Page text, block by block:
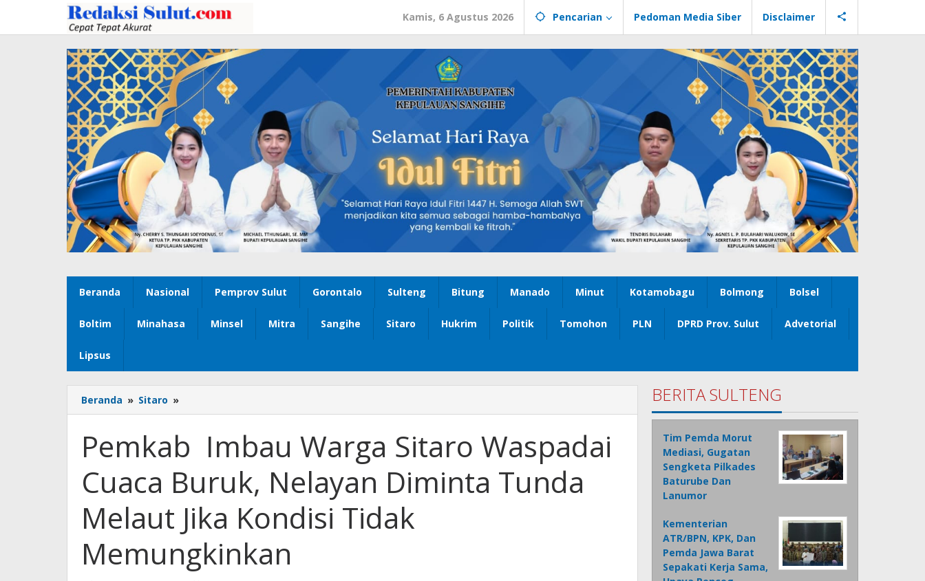
konten
Kamis, 6 Agustus 2026 Pencarian Pedoman Media Siber Disclaimer
Beranda Nasional Pemprov Sulut Gorontalo Sulteng Bitung Manado Minut Kotamobagu Bolmong Bolsel
Boltim Minahasa Minsel Mitra Sangihe Sitaro Hukrim Politik Tomohon PLN DPRD Prov. Sulut Advetorial
Lipsus
Beranda » Sitaro »
Imbau
Sitaro
Waspadai
Cuaca
Buruk,
Diminta
Tunda
Melaut
Jika
Kondisi
Pemkab Imbau Warga Sitaro Waspadai
Cuaca Buruk, Nelayan Diminta Tunda
Melaut Jika Kondisi Tidak
Memungkinkan
BERITA SULTENG
Tim Pemda Morut
Mediasi, Gugatan
Sengketa Pilkades
Baturube Dan
Lanumor
Kementerian
ATR/BPN, KPK, Dan
Pemda Jawa Barat
Sepakati Kerja Sama,